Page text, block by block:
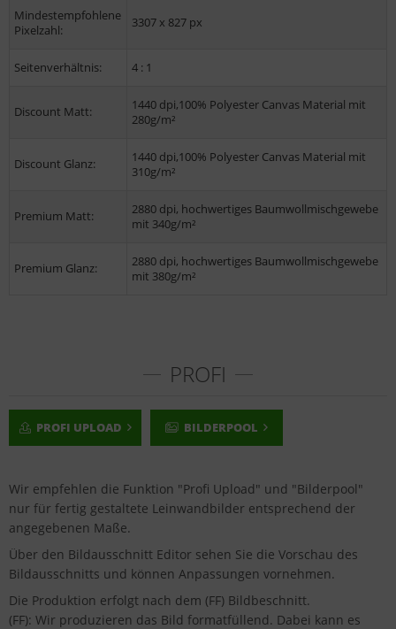
Mindestempfohlene
Pixelzahl:
3307 x 827 px
Seitenverhältnis: 4 : 1
Discount Matt:
1440 dpi,100% Polyester Canvas Material mit
280g/m²
Discount Glanz:
1440 dpi,100% Polyester Canvas Material mit
310g/m²
Premium Matt:
2880 dpi, hochwertiges Baumwollmischgewebe
mit 340g/m²
Premium Glanz:
2880 dpi, hochwertiges Baumwollmischgewebe
mit 380g/m²
PROFI
PROFI UPLOAD BILDERPOOL
Wir empfehlen die Funktion "Profi Upload" und "Bilderpool"
nur für fertig gestaltete Leinwandbilder entsprechend der
angegebenen Maße.
Über den Bildausschnitt Editor sehen Sie die Vorschau des
Bildausschnitts und können Anpassungen vornehmen.
Die Produktion erfolgt nach dem (FF) Bildbeschnitt.
(FF): Wir produzieren das Bild formatfüllend. Dabei kann es